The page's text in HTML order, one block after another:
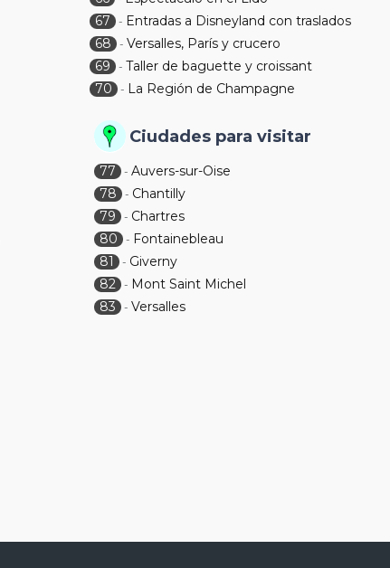
67
- Entradas a Disneyland con traslados
68
-Versalles, París y crucero
69
- Taller de baguette y croissant
70
- La Región de Champagne
Ciudades para visitar
77 -Auvers-sur-Oise
78
- Chantilly
79
- Chartres
80
- Fontainebleau
81
- Giverny
82 - Mont Saint Michel
83
-Versalles